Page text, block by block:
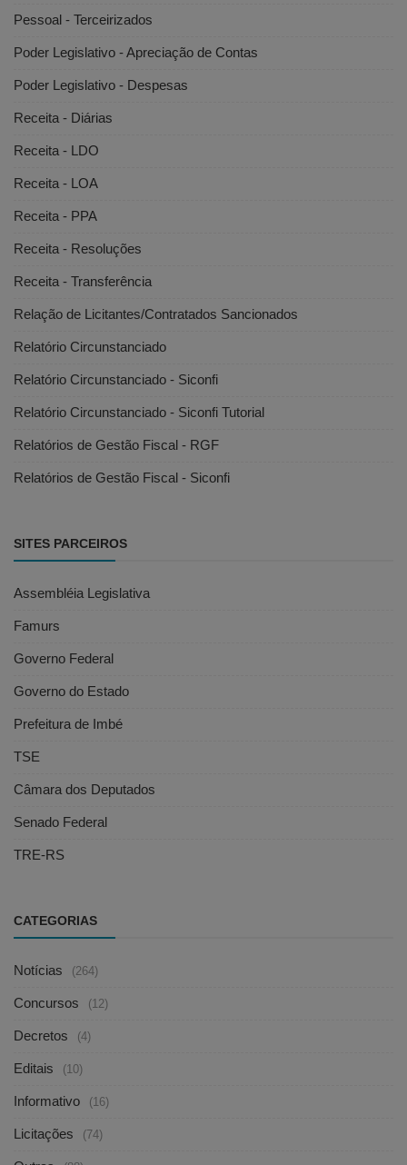
Pessoal - Terceirizados
Poder Legislativo - Apreciação de Contas
Poder Legislativo - Despesas
Receita - Diárias
Receita - LDO
Receita - LOA
Receita - PPA
Receita - Resoluções
Receita - Transferência
Relação de Licitantes/Contratados Sancionados
Relatório Circunstanciado
Relatório Circunstanciado - Siconfi
Relatório Circunstanciado - Siconfi Tutorial
Relatórios de Gestão Fiscal - RGF
Relatórios de Gestão Fiscal - Siconfi
SITES PARCEIROS
Assembléia Legislativa
Famurs
Governo Federal
Governo do Estado
Prefeitura de Imbé
TSE
Câmara dos Deputados
Senado Federal
TRE-RS
CATEGORIAS
Notícias (264)
Concursos (12)
Decretos (4)
Editais (10)
Informativo (16)
Licitações (74)